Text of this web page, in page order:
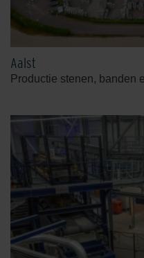
Aalst
Productie stenen, banden